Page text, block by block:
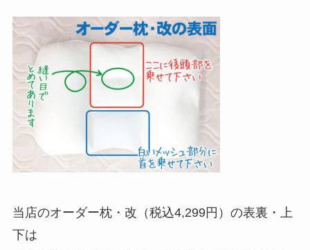
当店のオーダー枕・改（税込4,299円）の表裏・上
下は